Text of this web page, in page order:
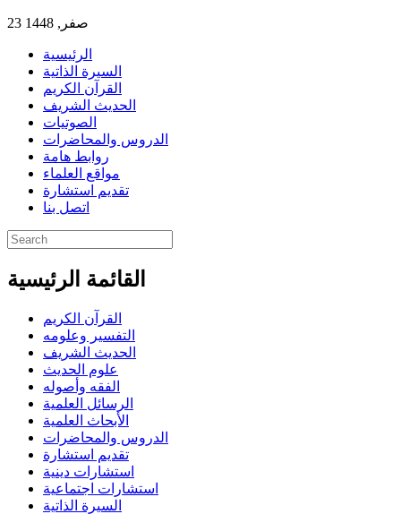
23 صفر, 1448
الرئيسية
السيرة الذاتية
القرآن الكريم
الحديث الشريف
الصوتيات
الدروس والمحاضرات
روابط هامة
مواقع العلماء
تقديم استشارة
اتصل بنا
القائمة الرئيسية
القرآن الكريم
التفسير وعلومه
الحديث الشريف
علوم الحديث
الفقه وأصوله
الرسائل العلمية
الأبحاث العلمية
الدروس والمحاضرات
تقديم استشارة
استشارات دينية
استشارات اجتماعية
السيرة الذاتية